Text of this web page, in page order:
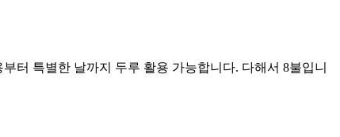
터 특별한 날까지 두루 활용 가능합니다. 다해서 8불입니